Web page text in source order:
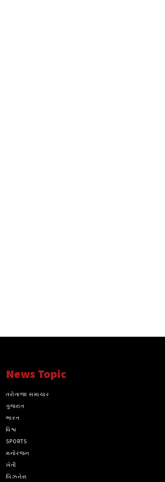
News Topic
તરોતાજા સમાચાર
ગુજરાત
ભારત
વિશ્વ
SPORTS
મનોરંજન
ખેતી
બિઝનેસ